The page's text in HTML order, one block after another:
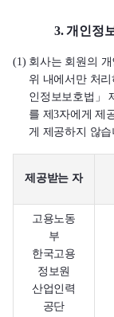
3. 개인정
(1) 회사는 회원의
위 내에서만 처
인정보보호법」
를 제3자에게 제
게 제공하지 않습
제공받는 자
고용노동
부
한국고용
정보원
산업인력
공단